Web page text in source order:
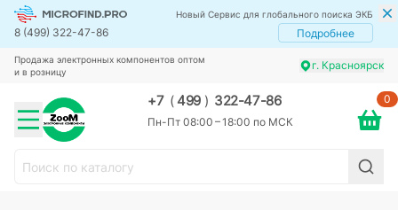
Новый Сервис для глобального поиска ЭКБ
8 (499) 322-47-86 Подробнее
Продажа электронных компонентов оптом
и в розницу
г. Красноярск
+7 (499 ) 322-47-86
Пн-Пт 08:00 – 18:00 по МСК
0